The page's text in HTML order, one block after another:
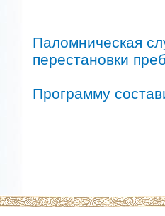
Паломническая
перестановки
Программу